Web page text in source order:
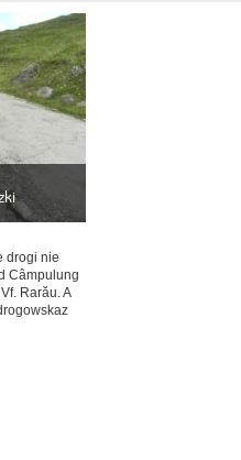
drogi nie
Câmpulung
Rarău. A